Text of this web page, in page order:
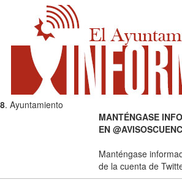
. Ayuntamiento
MANTÉNGASE
EN
Manténgase
de la cuenta de